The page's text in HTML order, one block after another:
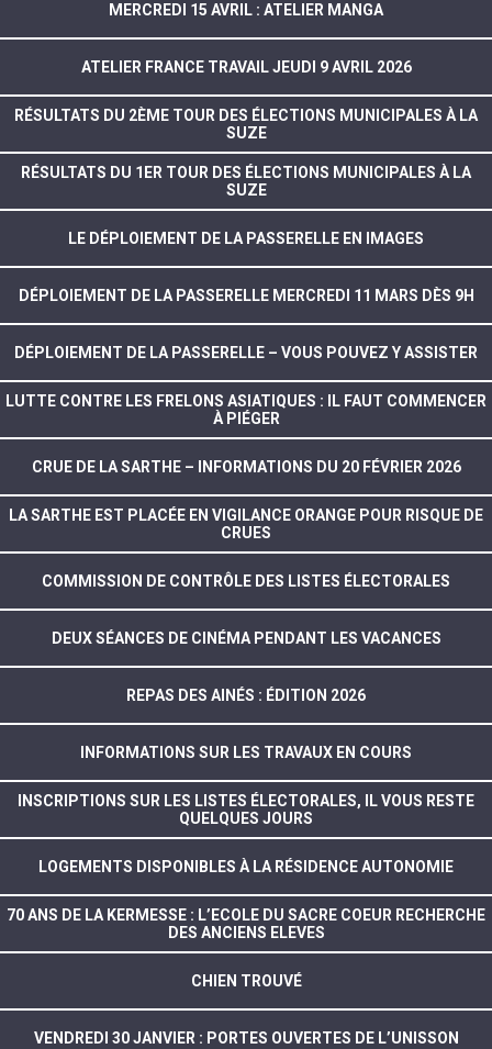
MERCREDI 15 AVRIL : ATELIER MANGA
ATELIER FRANCE TRAVAIL JEUDI 9 AVRIL 2026
RÉSULTATS DU 2ÈME TOUR DES ÉLECTIONS MUNICIPALES À LA
SUZE
RÉSULTATS DU 1ER TOUR DES ÉLECTIONS MUNICIPALES À LA
SUZE
LE DÉPLOIEMENT DE LA PASSERELLE EN IMAGES
DÉPLOIEMENT DE LA PASSERELLE MERCREDI 11 MARS DÈS 9H
DÉPLOIEMENT DE LA PASSERELLE – VOUS POUVEZ Y ASSISTER
LUTTE CONTRE LES FRELONS ASIATIQUES : IL FAUT COMMENCER
À PIÉGER
CRUE DE LA SARTHE – INFORMATIONS DU 20 FÉVRIER 2026
LA SARTHE EST PLACÉE EN VIGILANCE ORANGE POUR RISQUE DE
CRUES
COMMISSION DE CONTRÔLE DES LISTES ÉLECTORALES
DEUX SÉANCES DE CINÉMA PENDANT LES VACANCES
REPAS DES AINÉS : ÉDITION 2026
INFORMATIONS SUR LES TRAVAUX EN COURS
INSCRIPTIONS SUR LES LISTES ÉLECTORALES, IL VOUS RESTE
QUELQUES JOURS
LOGEMENTS DISPONIBLES À LA RÉSIDENCE AUTONOMIE
70 ANS DE LA KERMESSE : L’ECOLE DU SACRE COEUR RECHERCHE
DES ANCIENS ELEVES
CHIEN TROUVÉ
VENDREDI 30 JANVIER : PORTES OUVERTES DE L’UNISSON